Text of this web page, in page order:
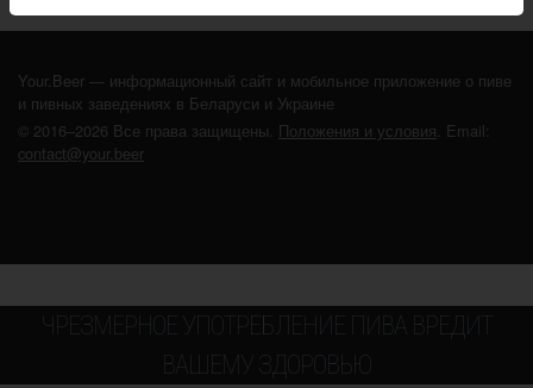
Your.Beer — информационный сайт и мобильное приложение о пиве
и пивных заведениях в Беларуси и Украине
© 2016–2026 Все права защищены. Положения и условия. Email:
contact@your.beer
ЧРЕЗМЕРНОЕ УПОТРЕБЛЕНИЕ ПИВА ВРЕДИТ
ВАШЕМУ ЗДОРОВЬЮ